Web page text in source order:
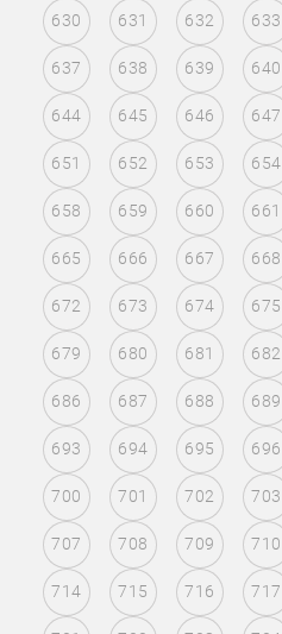
630 631 632 633
637 638 639 640
644 645 646 647
651 652 653 654
658 659 660 661
665 666 667 668
672 673 674 675
679 680 681 682
686 687 688 689
693 694 695 696
700 701 702 703
707 708 709 710
714 715 716 717